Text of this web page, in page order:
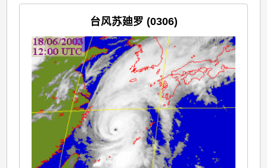
台风苏廸罗 (0306)